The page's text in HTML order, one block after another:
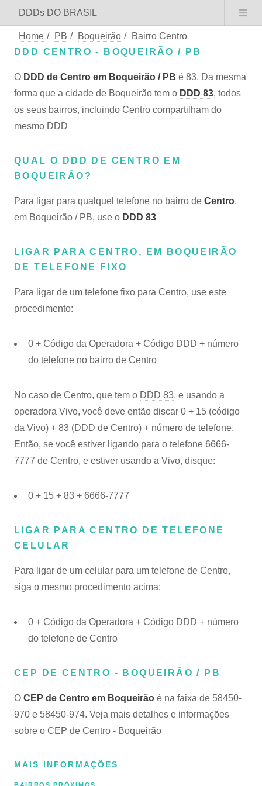
DDDs DO BRASIL
Home / PB / Boqueirão /
Bairro Centro
DDD CENTRO - BOQUEIRÃO / PB
O DDD de Centro em Boqueirão / PB é 83. Da mesma
forma que a cidade de Boqueirão tem o DDD 83, todos
os seus bairros, incluindo Centro compartilham do
mesmo DDD
QUAL O DDD DE CENTRO EM
BOQUEIRÃO?
Para ligar para qualquel telefone no bairro de Centro,
em Boqueirão / PB, use o DDD 83
LIGAR PARA CENTRO, EM BOQUEIRÃO
DE TELEFONE FIXO
Para ligar de um telefone fixo para Centro, use este
procedimento:
0 + Código da Operadora + Código DDD + número
do telefone no bairro de Centro
No caso de Centro, que tem o DDD 83, e usando a
operadora Vivo, você deve então discar 0 + 15 (código
da Vivo) + 83 (DDD de Centro) + número de telefone.
Então, se você estiver ligando para o telefone 6666-
7777 de Centro, e estiver usando a Vivo, disque:
0 + 15 + 83 + 6666-7777
LIGAR PARA CENTRO DE TELEFONE
CELULAR
Para ligar de um celular para um telefone de Centro,
siga o mesmo procedimento acima:
0 + Código da Operadora + Código DDD + número
do telefone de Centro
CEP DE CENTRO - BOQUEIRÃO / PB
O CEP de Centro em Boqueirão é na faixa de 58450-
970 e 58450-974. Veja mais detalhes e informações
sobre o CEP de Centro - Boqueirão
MAIS INFORMAÇÕES